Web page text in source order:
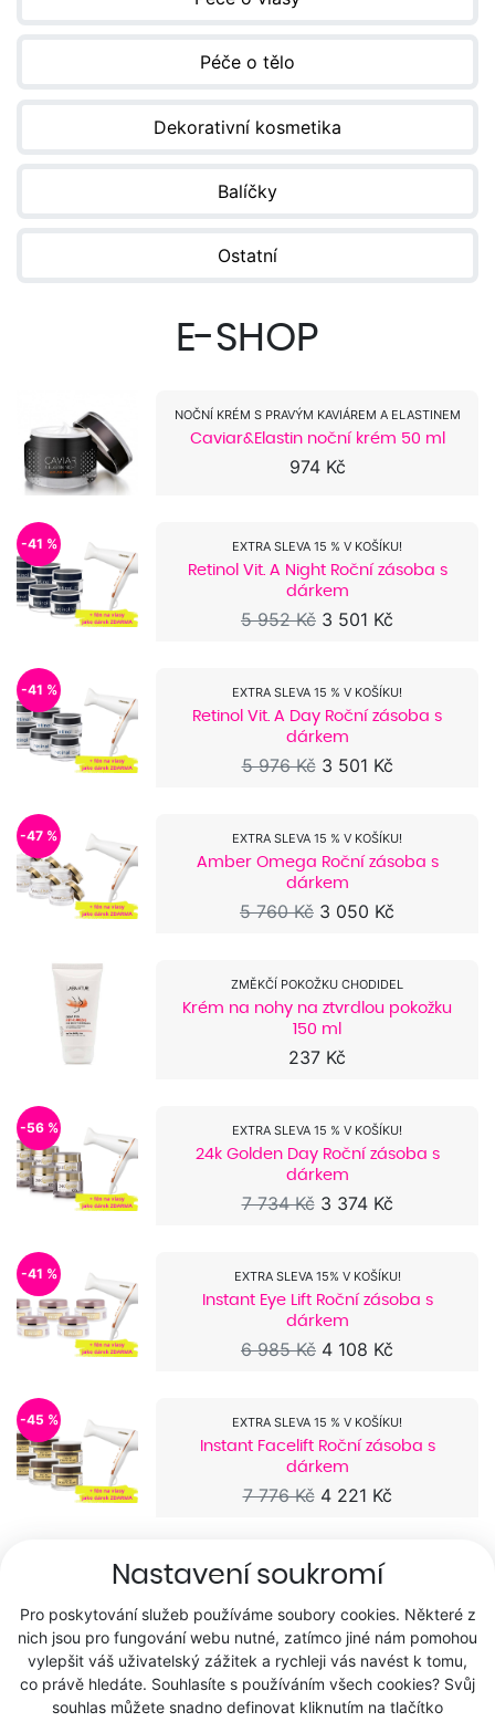
Nastavení soukromí
Pro poskytování služeb používáme soubory cookies. Některé z
nich jsou pro fungování webu nutné, zatímco jiné nám pomohou
vylepšit váš uživatelský zážitek a rychleji vás navést k tomu,
co právě hledáte. Souhlasíte s používáním všech cookies? Svůj
souhlas můžete snadno definovat kliknutím na tlačítko
Péče o tělo
Dekorativní kosmetika
Balíčky
Ostatní
E-SHOP
NOČNÍ KRÉM S PRAVÝM KAVIÁREM A ELASTINEM
Caviar&Elastin noční krém 50 ml
974 Kč
-41 % EXTRA SLEVA 15 % V KOŠÍKU!
Retinol Vit. A Night Roční zásoba s
dárkem
5 952 Kč 3 501 Kč
-41 % EXTRA SLEVA 15 % V KOŠÍKU!
Retinol Vit. A Day Roční zásoba s
dárkem
5 976 Kč 3 501 Kč
-47 % EXTRA SLEVA 15 % V KOŠÍKU!
Amber Omega Roční zásoba s
dárkem
5 760 Kč 3 050 Kč
ZMĚKČÍ POKOŽKU CHODIDEL
Krém na nohy na ztvrdlou pokožku
150 ml
237 Kč
-56 % EXTRA SLEVA 15 % V KOŠÍKU!
24k Golden Day Roční zásoba s
dárkem
7 734 Kč 3 374 Kč
-41 % EXTRA SLEVA 15% V KOŠÍKU!
Instant Eye Lift Roční zásoba s
dárkem
6 985 Kč 4 108 Kč
-45 % EXTRA SLEVA 15 % V KOŠÍKU!
Instant Facelift Roční zásoba s
dárkem
7 776 Kč 4 221 Kč
PRO MASÁŽE NA BOLAVÉ SVALY A KLOUBY
204 Kč
-47 % EXTRA SLEVA 15 % V KOŠÍKU!